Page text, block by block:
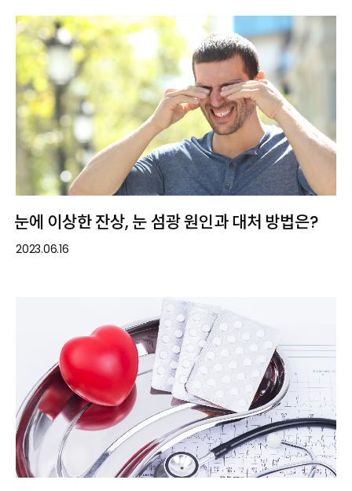
눈에 이상한 잔상, 눈 섬광 원인과 대처 방법은?
2023.06.16